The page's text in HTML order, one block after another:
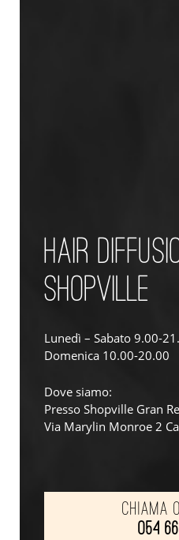
HAIR
SHOPVILLE
Lunedì – Sabato 9.00-
Domenica 10.00-20.00
Dove siamo:
Presso Shopville Gran
Via Marylin Monroe 2
054